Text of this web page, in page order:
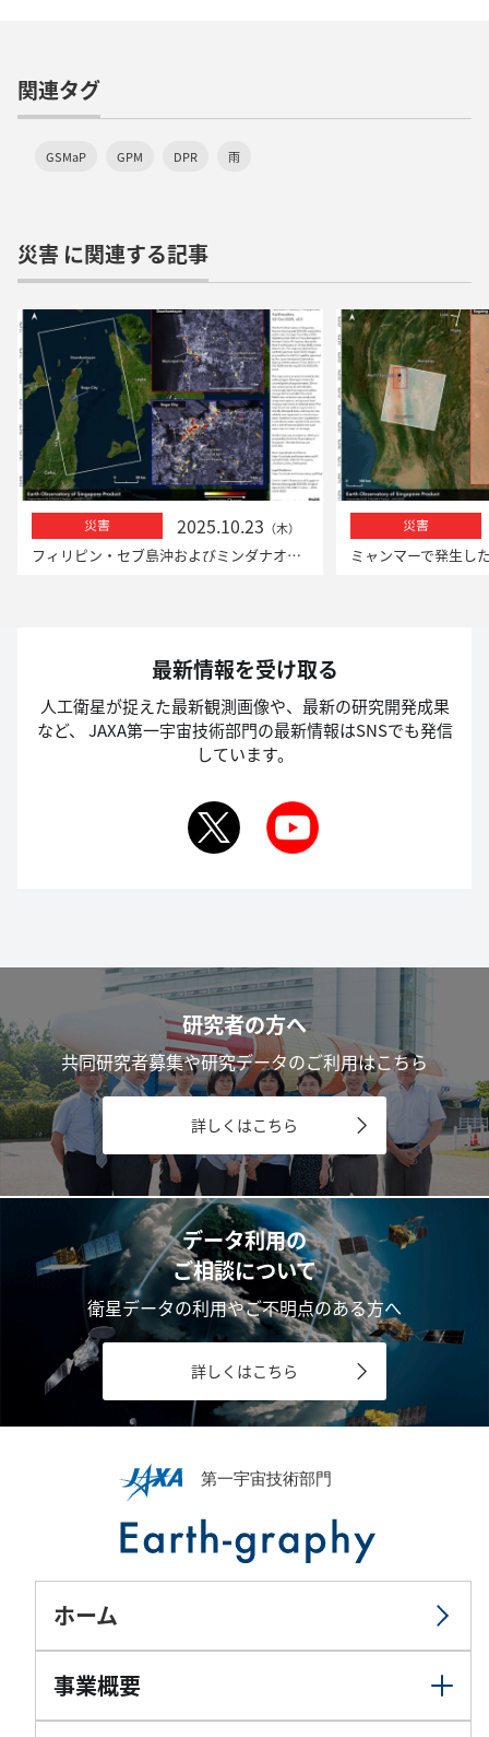
関連タグ
GSMaP GPM DPR 雨
災害 に関連する記事
災害 2025.10.23 （木）
フィリピン・セブ島沖およびミンダナオ島沖での地震における「だいち2号」による観測
災害
最新情報を受け取る
人工衛星が捉えた最新観測画像や、最新の研究開発成果
など、
JAXA第一宇宙技術部門の最新情報はSNSでも発信
しています。
研究者の方へ
共同研究者募集や研究データのご利用はこちら
詳しくはこちら
データ利用の
ご相談について
衛星データの利用やご不明点のある方へ
詳しくはこちら
ホーム
事業概要